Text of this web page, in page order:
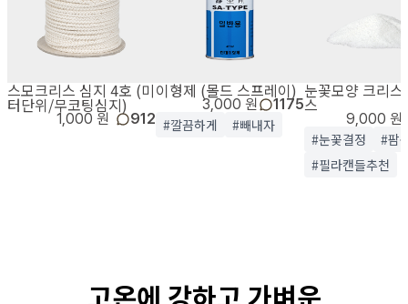
스모크리스 심지 4호 (미
터단위/무코팅심지)
1,000 원 912
이형제 (몰드 스프레이)
3,000 원 1175
#깔끔하게 #빼내자
눈꽃모양 크리
스
9,000 원
#눈꽃결정
#팜
#필라캔들추천
고온에 강하고 가벼운